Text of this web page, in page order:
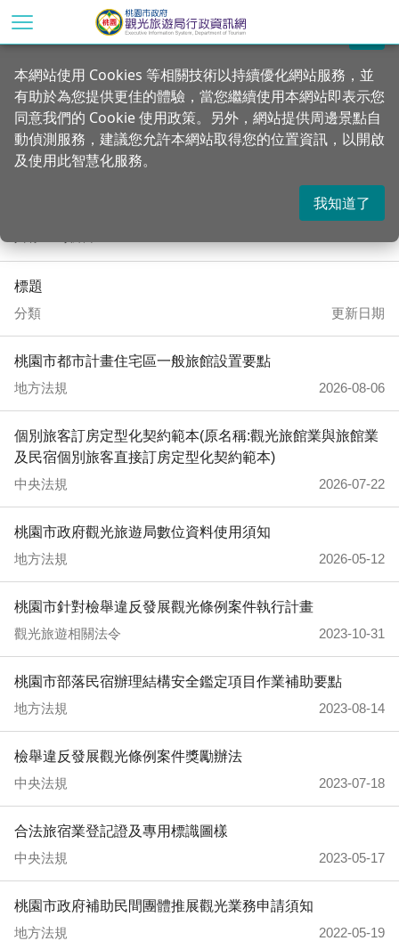
到
首頁 資訊公開
觀光旅遊相關法令
標題
分類
更新日期
桃園市都市計畫住宅區一般旅館設置要點
地方法規
2026-08-06
個別旅客訂房定型化契約範本(原名稱:觀光旅館業與旅館業
及民宿個別旅客直接訂房定型化契約範本)
中央法規
2026-07-22
桃園市政府觀光旅遊局數位資料使用須知
地方法規
2026-05-12
桃園市針對檢舉違反發展觀光條例案件執行計畫
觀光旅遊相關法令
2023-10-31
桃園市部落民宿辦理結構安全鑑定項目作業補助要點
地方法規
2023-08-14
檢舉違反發展觀光條例案件獎勵辦法
中央法規
2023-07-18
合法旅宿業登記證及專用標識圖樣
中央法規
2023-05-17
桃園市政府補助民間團體推展觀光業務申請須知
地方法規
2022-05-19
關閉
本網站使用 Cookies 等相關技術以持續優化網站服務，並
有助於為您提供更佳的體驗，當您繼續使用本網站即表示您
同意我們的 Cookie 使用政策。另外，網站提供周邊景點自
動偵測服務，建議您允許本網站取得您的位置資訊，以開啟
及使用此智慧化服務。
我知道了